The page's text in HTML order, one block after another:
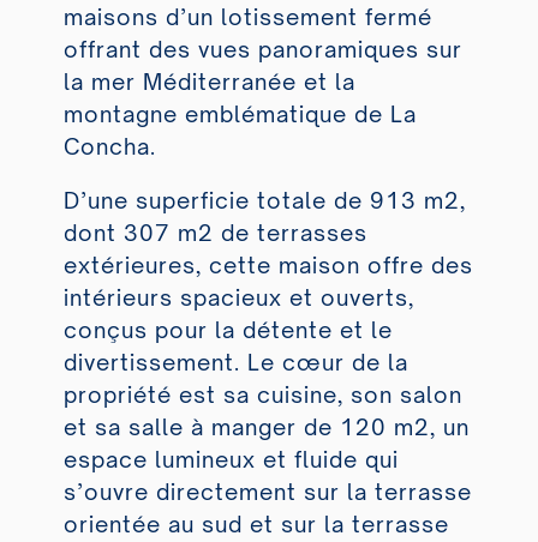
maisons d’un lotissement fermé
offrant des vues panoramiques sur
la mer Méditerranée et la
montagne emblématique de La
Concha.
D’une superficie totale de 913 m2,
dont 307 m2 de terrasses
extérieures, cette maison offre des
intérieurs spacieux et ouverts,
conçus pour la détente et le
divertissement. Le cœur de la
propriété est sa cuisine, son salon
et sa salle à manger de 120 m2, un
espace lumineux et fluide qui
s’ouvre directement sur la terrasse
orientée au sud et sur la terrasse